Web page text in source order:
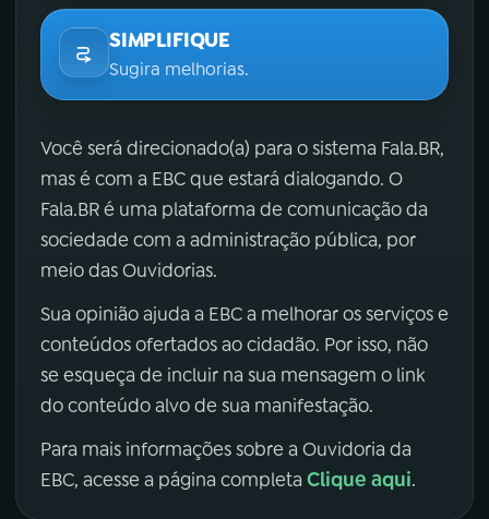
SIMPLIFIQUE
Sugira melhorias.
Você será direcionado(a) para o sistema Fala.BR,
mas é com a EBC que estará dialogando. O
Fala.BR é uma plataforma de comunicação da
sociedade com a administração pública, por
meio das Ouvidorias.
Sua opinião ajuda a EBC a melhorar os serviços e
conteúdos ofertados ao cidadão. Por isso, não
se esqueça de incluir na sua mensagem o link
do conteúdo alvo de sua manifestação.
Para mais informações sobre a Ouvidoria da
EBC, acesse a página completa Clique aqui.